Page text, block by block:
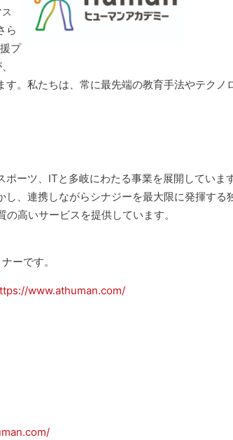
ら
プ
。私たちは、常に最先端の教育手法やテクノ
ーツ、ITと多岐にわたる事業を展開していま
、連携しながらシナジーを最大限に発揮する
高いサービスを提供しています。
ーです。
www.athuman.com/